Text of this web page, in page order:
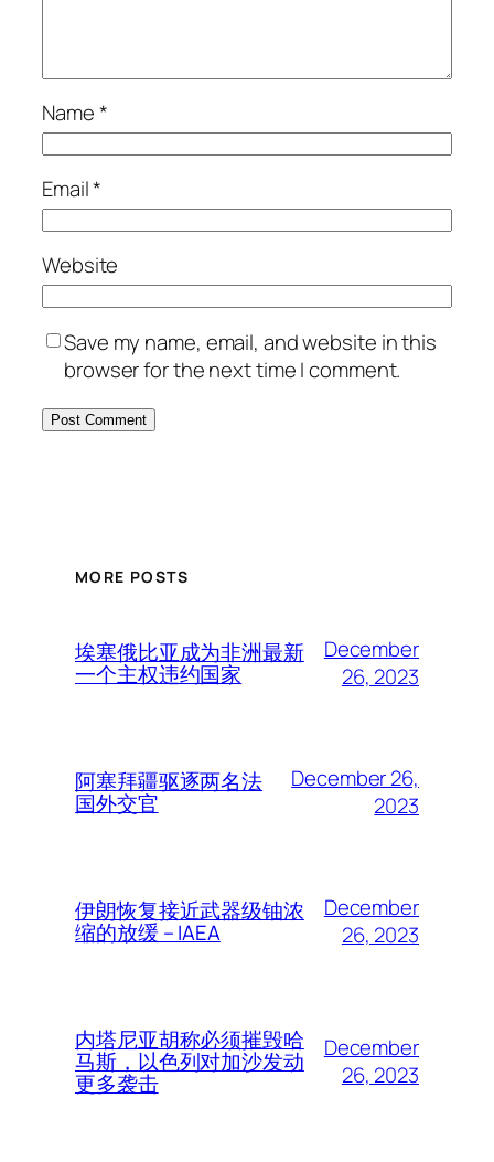
Name*
Email*
Website
Save my name, email, and website in this
browser for the next time I comment.
MORE POSTS
埃塞俄比亚成为非洲最新
一个主权违约国家
December
26, 2023
阿塞拜疆驱逐两名法
国外交官
December 26,
2023
伊朗恢复接近武器级铀浓
缩的放缓 – IAEA
December
26, 2023
内塔尼亚胡称必须摧毁哈
马斯，以色列对加沙发动
更多袭击
December
26, 2023